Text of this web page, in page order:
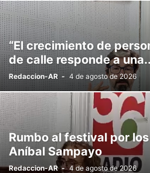
“El crecimiento de
de calle responde a
Redaccion-AR - 4 de agosto de 2026
Rumbo al festival por
Aníbal Sampayo
Redaccion-AR - 4 de agosto de 2026